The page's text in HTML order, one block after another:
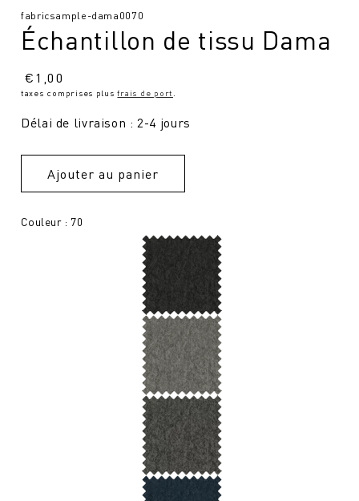
SKU
fabricsample-dama0070
Échantillon de tissu Dama
Prix
normal
€1,00
taxes comprises plusfrais de port
Délai de livraison : 2-4 jours
Ajouter au panier
Couleur : 70